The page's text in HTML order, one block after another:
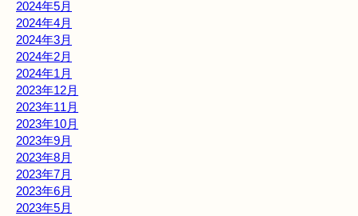
2024年5月
2024年4月
2024年3月
2024年2月
2024年1月
2023年12月
2023年11月
2023年10月
2023年9月
2023年8月
2023年7月
2023年6月
2023年5月